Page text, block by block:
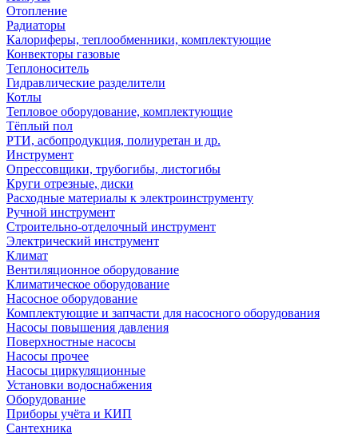
Отопление
Радиаторы
Калориферы, теплообменники, комплектующие
Конвекторы газовые
Теплоноситель
Гидравлические разделители
Котлы
Тепловое оборудование, комплектующие
Тёплый пол
РТИ, асбопродукция, полиуретан и др.
Инструмент
Опрессовщики, трубогибы, листогибы
Круги отрезные, диски
Расходные материалы к электроинструменту
Ручной инструмент
Строительно-отделочный инструмент
Электрический инструмент
Климат
Вентиляционное оборудование
Климатическое оборудование
Насосное оборудование
Комплектующие и запчасти для насосного оборудования
Насосы повышения давления
Поверхностные насосы
Насосы прочее
Насосы циркуляционные
Установки водоснабжения
Оборудование
Приборы учёта и КИП
Сантехника